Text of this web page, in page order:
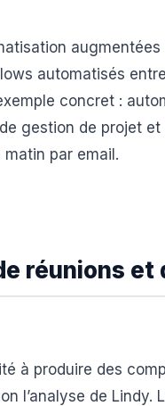
automatisés
concret :
gestion de projet
par email.
réunions et
à produire des
l’analyse de Lindy.